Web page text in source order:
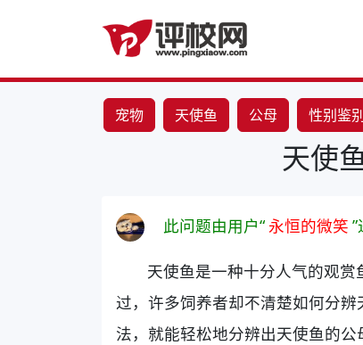
宠物 天使鱼 公母 性别鉴
天使
此问题由用户“ 永恒的微笑
天使鱼是一种十分人气的观
过，许多饲养者却不清楚如何分
法，就能轻松地分辨出天使鱼的公